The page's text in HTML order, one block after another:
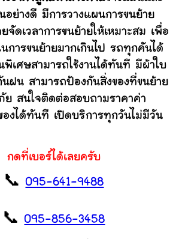
อย่างดี มีการวางแผนการขนย้าย
จัดเวลาการขนย้ายให้เหมาะสม เพื่อ
นการขนย้ายมากเกินไป รถทุกคันได้
พิเศษสามารถใช้งานได้ทันที มีผ้าใบ
ฝน สามารถป้องกันสิ่งของที่ขนย้าย
ย สนใจติดต่อสอบถามราคาค่า
องได้ทันที เปิดบริการทุกวันไม่มีวัน
กดที่เบอร์ได้เลยครับ
📞095-641-9488
📞095-856-3458